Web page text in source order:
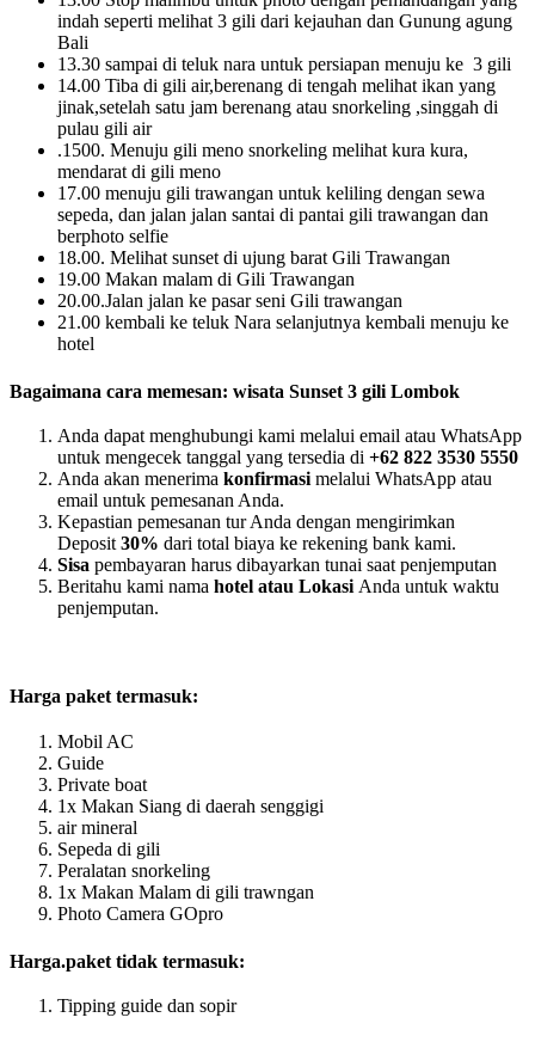
indah seperti melihat 3 gili dari kejauhan dan Gunung agung
Bali
13.30 sampai di teluk nara untuk persiapan menuju ke 3 gili
14.00 Tiba di gili air,berenang di tengah melihat ikan yang
jinak,setelah satu jam berenang atau snorkeling ,singgah di
pulau gili air
.1500. Menuju gili meno snorkeling melihat kura kura,
mendarat di gili meno
17.00 menuju gili trawangan untuk keliling dengan sewa
sepeda, dan jalan jalan santai di pantai gili trawangan dan
berphoto selfie
18.00. Melihat sunset di ujung barat Gili Trawangan
19.00 Makan malam di Gili Trawangan
20.00.Jalan jalan ke pasar seni Gili trawangan
21.00 kembali ke teluk Nara selanjutnya kembali menuju ke
hotel
Bagaimana cara memesan: wisata Sunset 3 gili Lombok
Anda dapat menghubungi kami melalui email atau WhatsApp
untuk mengecek tanggal yang tersedia di +62 822 3530 5550
Anda akan menerima konfirmasimelalui WhatsApp atau
email untuk pemesanan Anda.
Kepastian pemesanan tur Anda dengan mengirimkan
Deposit30% dari total biaya ke rekening bank kami.
Sisa pembayaran harus dibayarkan tunai saat penjemputan
Beritahu kami nama hotel atau LokasiAnda untuk waktu
penjemputan.
Harga paket termasuk:
Mobil AC
Guide
Private boat
1x Makan Siang di daerah senggigi
air mineral
Sepeda di gili
Peralatan snorkeling
1x Makan Malam di gili trawngan
Photo Camera GOpro
Harga.paket tidak termasuk:
Tipping guide dan sopir